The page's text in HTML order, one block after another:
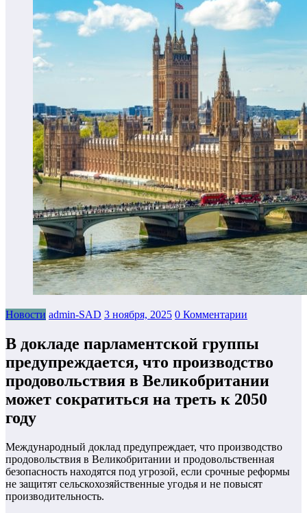
Новости admin-SAD 3 ноября, 2025 0 Комментарии
В докладе парламентской группы
предупреждается, что производство
продовольствия в Великобритании
может сократиться на треть к 2050
году
Международный доклад предупреждает, что производство
продовольствия в Великобритании и продовольственная
безопасность находятся под угрозой, если срочные реформы
не защитят сельскохозяйственные угодья и не повысят
производительность.